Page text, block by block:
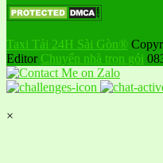
Taxi Tải 24H Sài Gòn®
Editor Chuyển nhà trọn gói
×